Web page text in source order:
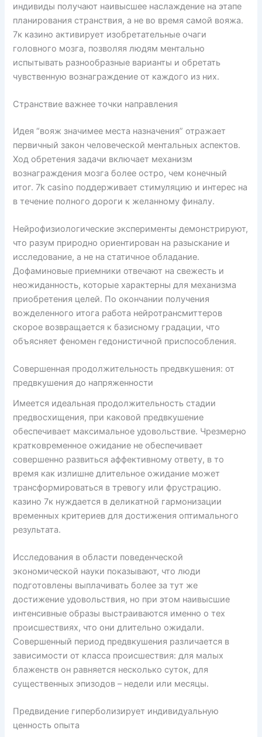
индивиды получают наивысшее наслаждение на этапе
планирования странствия, а не во время самой вояжа.
7к казино активирует изобретательные очаги
головного мозга, позволяя людям ментально
испытывать разнообразные варианты и обретать
чувственную вознаграждение от каждого из них.
Странствие важнее точки направления
Идея “вояж значимее места назначения” отражает
первичный закон человеческой ментальных аспектов.
Ход обретения задачи включает механизм
вознаграждения мозга более остро, чем конечный
итог. 7k casino поддерживает стимуляцию и интерес на
в течение полного дороги к желанному финалу.
Нейрофизиологические эксперименты демонстрируют,
что разум природно ориентирован на разыскание и
исследование, а не на статичное обладание.
Дофаминовые приемники отвечают на свежесть и
неожиданность, которые характерны для механизма
приобретения целей. По окончании получения
вожделенного итога работа нейротрансмиттеров
скорое возвращается к базисному градации, что
объясняет феномен гедонистичной приспособления.
Совершенная продолжительность предвкушения: от
предвкушения до напряженности
Имеется идеальная продолжительность стадии
предвосхищения, при каковой предвкушение
обеспечивает максимальное удовольствие. Чрезмерно
кратковременное ожидание не обеспечивает
совершенно развиться аффективному ответу, в то
время как излишне длительное ожидание может
трансформироваться в тревогу или фрустрацию.
казино 7к нуждается в деликатной гармонизации
временных критериев для достижения оптимального
результата.
Исследования в области поведенческой
экономической науки показывают, что люди
подготовлены выплачивать более за тут же
достижение удовольствия, но при этом наивысшие
интенсивные образы выстраиваются именно о тех
происшествиях, что они длительно ожидали.
Совершенный период предвкушения различается в
зависимости от класса происшествия: для малых
блаженств он равняется несколько суток, для
существенных эпизодов – недели или месяцы.
Предвидение гиперболизирует индивидуальную
ценность опыта